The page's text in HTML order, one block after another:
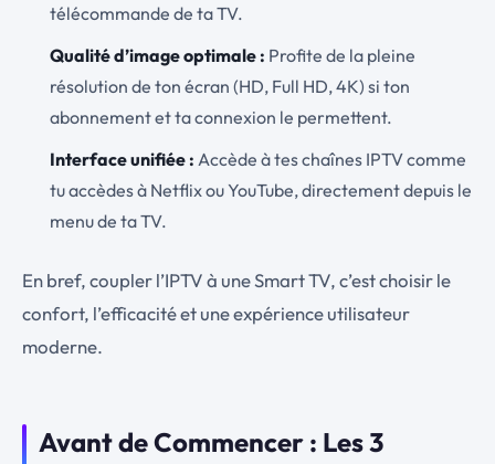
télécommande de ta TV.
Qualité d’image optimale : Profite de la pleine
résolution de ton écran (HD, Full HD, 4K) si ton
abonnement et ta connexion le permettent.
Interface unifiée : Accède à tes chaînes IPTV comme
tu accèdes à Netflix ou YouTube, directement depuis le
menu de ta TV.
En bref, coupler l’IPTV à une Smart TV, c’est choisir le
confort, l’efficacité et une expérience utilisateur
moderne.
Avant de Commencer : Les 3